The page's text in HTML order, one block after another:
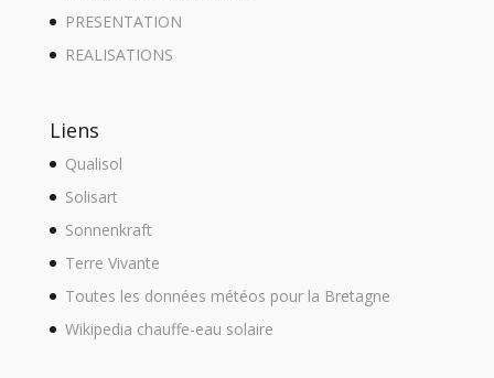
PRESENTATION
REALISATIONS
Liens
Qualisol
Solisart
Sonnenkraft
Terre Vivante
Toutes les données météos pour la Bretagne
Wikipedia chauffe-eau solaire